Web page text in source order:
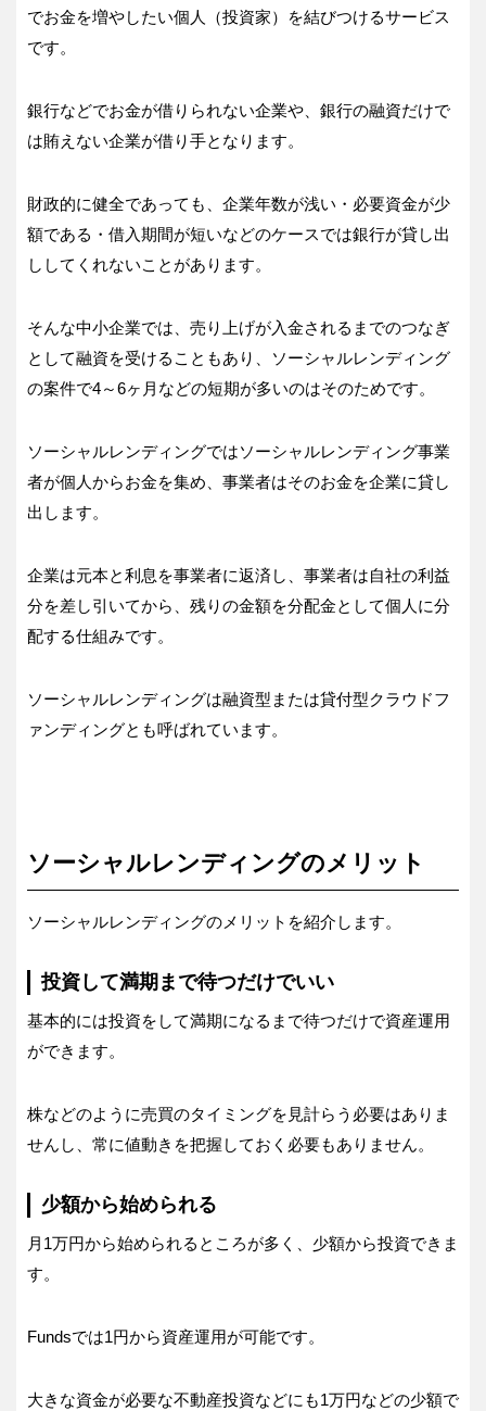
でお金を増やしたい個人（投資家）を結びつけるサービス
です。
銀行などでお金が借りられない企業や、銀行の融資だけで
は賄えない企業が借り手となります。
財政的に健全であっても、企業年数が浅い・必要資金が少
額である・借入期間が短いなどのケースでは銀行が貸し出
ししてくれないことがあります。
そんな中小企業では、売り上げが入金されるまでのつなぎ
として融資を受けることもあり、ソーシャルレンディング
の案件で4～6ヶ月などの短期が多いのはそのためです。
ソーシャルレンディングではソーシャルレンディング事業
者が個人からお金を集め、事業者はそのお金を企業に貸し
出します。
企業は元本と利息を事業者に返済し、事業者は自社の利益
分を差し引いてから、残りの金額を分配金として個人に分
配する仕組みです。
ソーシャルレンディングは融資型または貸付型クラウドフ
ァンディングとも呼ばれています。
ソーシャルレンディングのメリット
ソーシャルレンディングのメリットを紹介します。
投資して満期まで待つだけでいい
基本的には投資をして満期になるまで待つだけで資産運用
ができます。
株などのように売買のタイミングを見計らう必要はありま
せんし、常に値動きを把握しておく必要もありません。
少額から始められる
月1万円から始められるところが多く、少額から投資できま
す。
Fundsでは1円から資産運用が可能です。
大きな資金が必要な不動産投資などにも1万円などの少額で